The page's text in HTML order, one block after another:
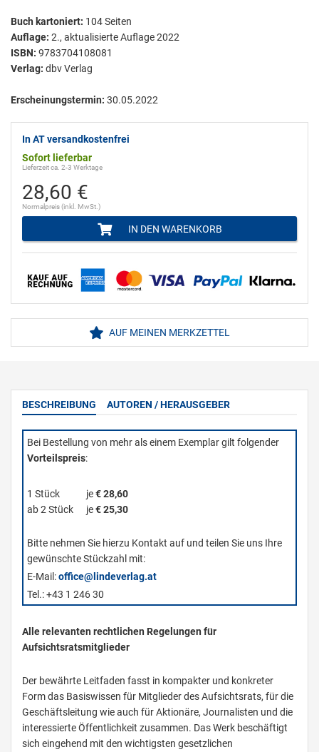
Buch kartoniert: 104Seiten
Auflage: 2., aktualisierte Auflage 2022
ISBN: 9783704108081
Verlag: dbv Verlag
Erscheinungstermin: 30.05.2022
In AT versandkostenfrei
Sofort lieferbar
Lieferzeit ca. 2-3 Werktage
28,60 €
Normalpreis (inkl. MwSt.)
IN DEN WARENKORB
AUF MEINEN MERKZETTEL
BESCHREIBUNG AUTOREN / HERAUSGEBER
Bei Bestellung von mehr als einem Exemplar gilt folgender
Vorteilspreis:
1 Stück je€ 28,60
ab 2 Stück
je€ 25,30
Bitte nehmen Sie hierzu Kontakt auf und teilen Sie uns Ihre
gewünschte Stückzahl mit:
E-Mail:office@lindeverlag.at
Tel.: +43 1 246 30
Alle relevanten rechtlichen Regelungen für
Aufsichtsratsmitglieder
Der bewährte Leitfaden fasst in kompakter und konkreter
Form das Basiswissen für Mitglieder des Aufsichtsrats, für die
Geschäftsleitung wie auch für Aktionäre, Journalisten und die
interessierte Öffentlichkeit zusammen. Das Werk beschäftigt
sich eingehend mit den wichtigsten gesetzlichen